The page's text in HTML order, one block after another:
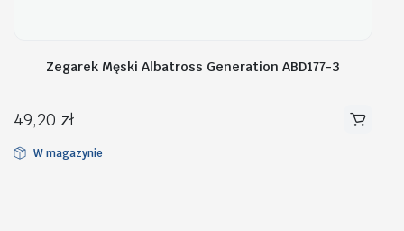
Zegarek Męski Albatross Generation ABD177-3
49,20 zł
W magazynie